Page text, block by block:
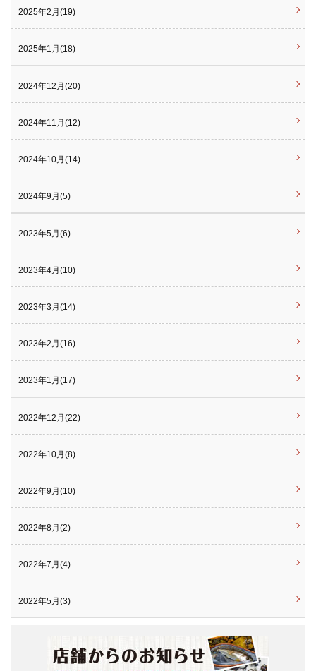
2025年2月(19)
2025年1月(18)
2024年12月(20)
2024年11月(12)
2024年10月(14)
2024年9月(5)
2023年5月(6)
2023年4月(10)
2023年3月(14)
2023年2月(16)
2023年1月(17)
2022年12月(22)
2022年10月(8)
2022年9月(10)
2022年8月(2)
2022年7月(4)
2022年5月(3)